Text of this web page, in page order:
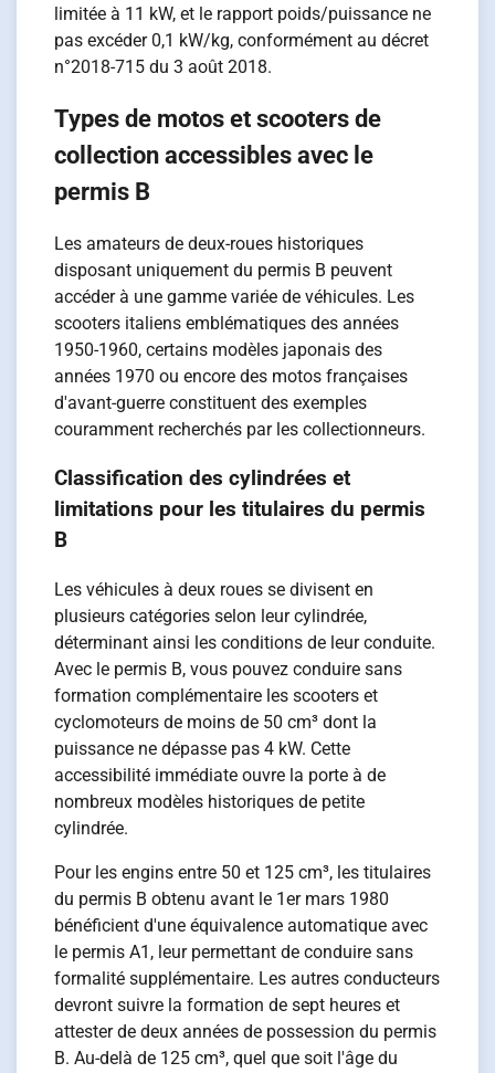
limitée à 11 kW, et le rapport poids/puissance ne
pas excéder 0,1 kW/kg, conformément au décret
n°2018-715 du 3 août 2018.
Types de motos et scooters de
collection accessibles avec le
permis B
Les amateurs de deux-roues historiques
disposant uniquement du permis B peuvent
accéder à une gamme variée de véhicules. Les
scooters italiens emblématiques des années
1950-1960, certains modèles japonais des
années 1970 ou encore des motos françaises
d'avant-guerre constituent des exemples
couramment recherchés par les collectionneurs.
Classification des cylindrées et
limitations pour les titulaires du permis
B
Les véhicules à deux roues se divisent en
plusieurs catégories selon leur cylindrée,
déterminant ainsi les conditions de leur conduite.
Avec le permis B, vous pouvez conduire sans
formation complémentaire les scooters et
cyclomoteurs de moins de 50 cm³ dont la
puissance ne dépasse pas 4 kW. Cette
accessibilité immédiate ouvre la porte à de
nombreux modèles historiques de petite
cylindrée.
Pour les engins entre 50 et 125 cm³, les titulaires
du permis B obtenu avant le 1er mars 1980
bénéficient d'une équivalence automatique avec
le permis A1, leur permettant de conduire sans
formalité supplémentaire. Les autres conducteurs
devront suivre la formation de sept heures et
attester de deux années de possession du permis
B. Au-delà de 125 cm³, quel que soit l'âge du